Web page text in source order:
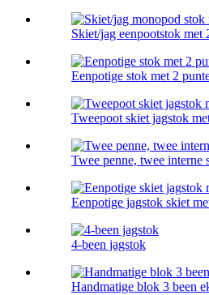
Skiet/jag eenpootstok met
Eenpotige stok met 2
Tweepoot skiet jagstok
Twee penne, twee interne
Eenpotige jagstok skiet
4-been jagstok
Handmatige blok 3 been